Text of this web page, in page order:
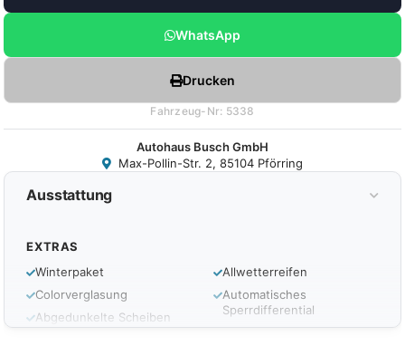
Ausstattung
EXTRAS
Winterpaket
Colorverglasung
Abgedunkelte Scheiben
Allwetterreifen
Automatisches
Sperrdifferential
LED-Tagfahrlicht
WhatsApp
Drucken
Fahrzeug-Nr: 5338
Autohaus Busch GmbH
Max-Pollin-Str. 2, 85104 Pförring